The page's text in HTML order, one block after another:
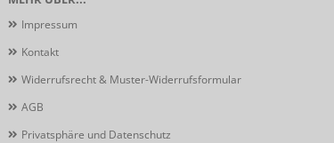
Impressum
Kontakt
Widerrufsrecht & Muster-Widerrufsformular
AGB
Privatsphäre und Datenschutz